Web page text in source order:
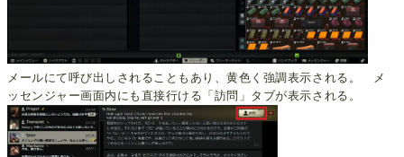
メールにて呼び出しされることもあり、黄色く強調表示される。 メ
ッセンジャー画面内にも直接行ける「訪問」タブが表示される。